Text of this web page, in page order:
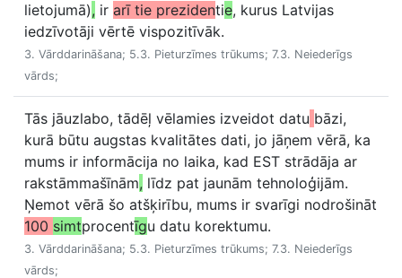
lietojumā), ir arī tie prezidentie, kurus Latvijas
iedzīvotāji vērtē vispozitīvāk.
3. Vārddarināšana; 5.3. Pieturzīmes trūkums; 7.3. Neiederīgs
vārds;
Tās jāuzlabo, tādēļ vēlamies izveidot datu bāzi,
kurā būtu augstas kvalitātes dati, jo jāņem vērā, ka
mums ir informācija no laika, kad EST strādāja ar
rakstāmmašīnām, līdz pat jaunām tehnoloģijām.
Ņemot vērā šo atšķirību, mums ir svarīgi nodrošināt
100 simtprocentīgu datu korektumu.
3. Vārddarināšana; 5.3. Pieturzīmes trūkums; 7.3. Neiederīgs
vārds;